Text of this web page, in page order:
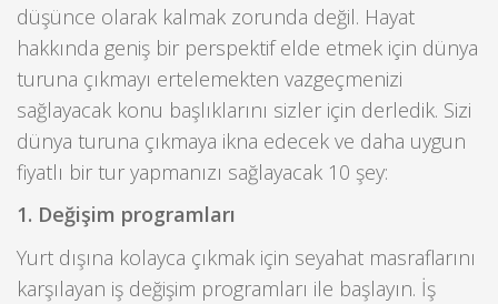
düşünce olarak kalmak zorunda değil. Hayat
hakkında geniş bir perspektif elde etmek için dünya
turuna çıkmayı ertelemekten vazgeçmenizi
sağlayacak konu başlıklarını sizler için derledik. Sizi
dünya turuna çıkmaya ikna edecek ve daha uygun
fiyatlı bir tur yapmanızı sağlayacak 10 şey:
1. Değişim programları
Yurt dışına kolayca çıkmak için seyahat masraflarını
karşılayan iş değişim programları ile başlayın. İş